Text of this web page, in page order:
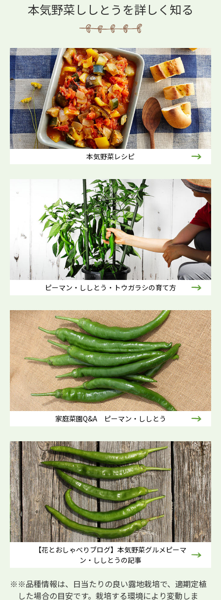
本気野菜ししとうを詳しく知る
本気野菜レシピ
ピーマン・ししとう・トウガラシの育て方
家庭菜園Q&A ピーマン・ししとう
【花とおしゃべりブログ】本気野菜グルメピーマ
ン・ししとうの記事
※品種情報は、日当たりの良い露地栽培で、適期定植
した場合の目安です。栽培する環境により変動しま